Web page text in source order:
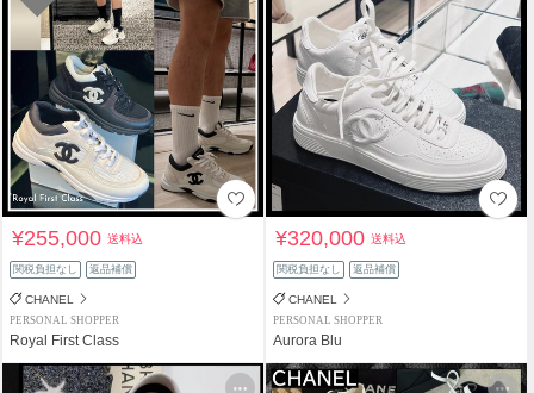
¥255,000送料込
関税負担なし 返品補償
CHANEL
PERSONAL SHOPPER
Royal First Class
¥320,000送料込
関税負担なし 返品補償
CHANEL
PERSONAL SHOPPER
Aurora Blu